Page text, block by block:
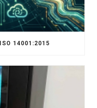
14001:2015